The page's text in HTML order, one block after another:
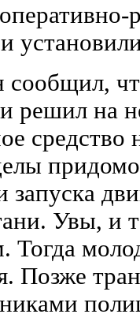
сообщил,
решил на
средство
Увы, и
Тогда
Позже